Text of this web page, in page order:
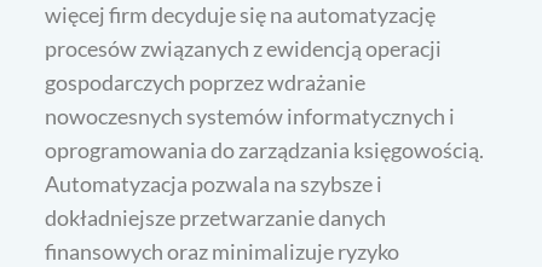
więcej firm decyduje się na automatyzację
procesów związanych z ewidencją operacji
gospodarczych poprzez wdrażanie
nowoczesnych systemów informatycznych i
oprogramowania do zarządzania księgowością.
Automatyzacja pozwala na szybsze i
dokładniejsze przetwarzanie danych
finansowych oraz minimalizuje ryzyko